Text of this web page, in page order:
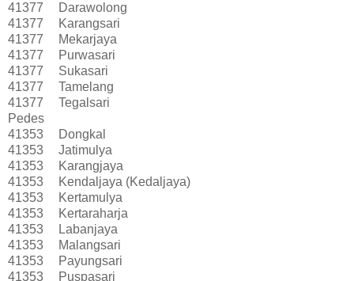
41377
Darawolong
41377
Karangsari
41377
Mekarjaya
41377
Purwasari
41377
Sukasari
41377
Tamelang
41377
Tegalsari
Pedes
41353
Dongkal
41353
Jatimulya
41353
Karangjaya
41353
Kendaljaya (Kedaljaya)
41353
Kertamulya
41353
Kertaraharja
41353
Labanjaya
41353
Malangsari
41353
Payungsari
41353
Puspasari